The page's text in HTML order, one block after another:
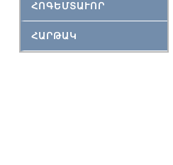
ՀՈԳԵՄՏԱՒՈՐ
ՀԱՐԹԱԿ